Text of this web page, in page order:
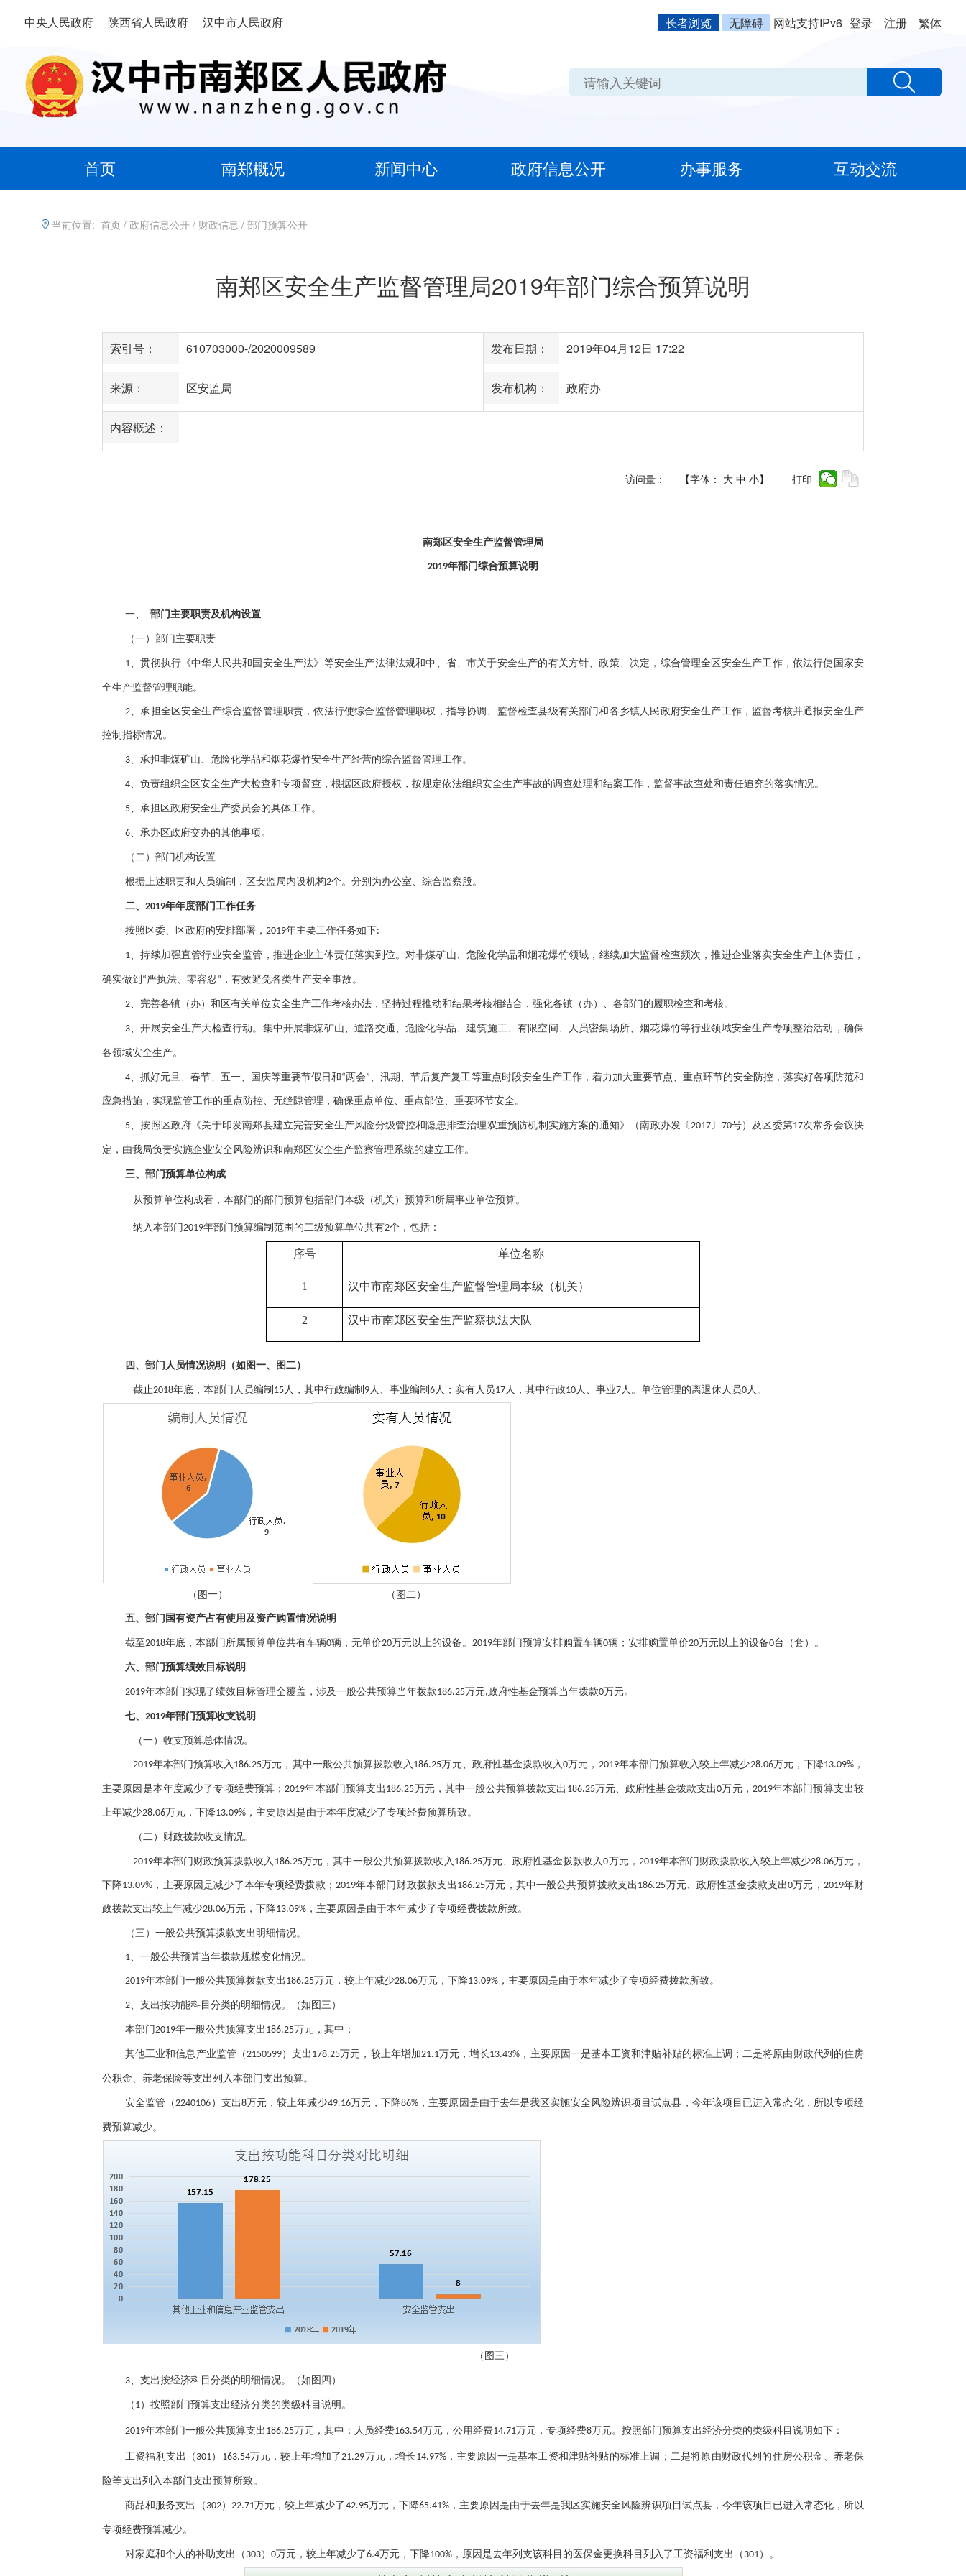
中央人民政府 陕西省人民政府 汉中市人民政府 长者浏览 无障碍 网站支持IPv6 登录 注册 繁体
首页 南郑概况 新闻中心 政府信息公开 办事服务 互动交流
当前位置: 首页 / 政府信息公开 / 财政信息 / 部门预算公开
南郑区安全生产监督管理局2019年部门综合预算说明
索引号： 610703000-/2020009589 发布日期： 2019年04月12日 17:22
来源： 区安监局 发布机构： 政府办
内容概述：
访问量： 【字体： 大 中 小】 打印
南郑区安全生产监督管理局
2019年部门综合预算说明
一、 部门主要职责及机构设置
（一）部门主要职责
1 、贯彻执行《中华人民共和国安全生产法》等安全生产法律法规和中、省、市关于安全生产的有关方针、政策、决定，综合管理全区安全生产工作，依法行使国家安
全生产监督管理职能。
2、承担全区安全生产综合监督管理职责，依法行使综合监督管理职权，指导协调、监督检查县级有关部门和各乡镇人民政府安全生产工作，监督考核并通报安全生产
控制指标情况。
3 、承担非煤矿山、危险化学品和烟花爆竹安全生产经营的综合监督管理工作。
4 、负责组织全区安全生产大检查和专项督查，根据区政府授权，按规定依法组织安全生产事故的调查处理和结案工作，监督事故查处和责任追究的落实情况。
5 、承担区政府安全生产委员会的具体工作。
6 、承办区政府交办的其他事项。
（二）部门机构设置
根据上述职责和人员编制，区安监局内设机构2个。分别为办公室、综合监察股。
二、2019年年度部门工作任务
按照区委、区政府的安排部署， 2019年主要工作任务如下:
1、持续加强直管行业安全监管，推进企业主体责任落实到位。对非煤矿山、危险化学品和烟花爆竹领域，继续加大监督检查频次，推进企业落实安全生产主体责任，
确实做到 “严执法、零容忍”，有效避免各类生产安全事故。
2、 完善各镇（办）和区有关单位安全生产工作考核办法，坚持过程推动和结果考核相结合，强化各镇（办）、各部门的履职检查和考核。
3、开展安全生产大检查行动。集中开展非煤矿山、道路交通、危险化学品、建筑施工、有限空间、人员密集场所、烟花爆竹等行业领域安全生产专项整治活动，确保
各领域安全生产。
4、抓好元旦、春节、五一、国庆等重要节假日和“两会”、汛期、节后复产复工等重点时段安全生产工作，着力加大重要节点、重点环节的安全防控，落实好各项防范和
应急措施，实现监管工作的重点防控、无缝隙管理，确保重点单位、重点部位、重要环节安全。
5 、按照区政府《关于印发南郑县建立完善安全生产风险分级管控和隐患排查治理双重预防机制实施方案的通知》（南政办发〔2017〕 70号）及区委第17次常务会议决
定，由我局负责实施企业安全风险辨识和南郑区安全生产监察管理系统的建立工作。
三、部门预算单位构成
从预算单位构成看，本部门的部门预算包括部门本级（机关）预算和所属事业单位预算。
纳入本部门2019年部门预算编制范围的二级预算单位共有2个，包括：
序号 单位名称
1 汉中市南郑区安全生产监督管理局本级（机关）
2 汉中市南郑区安全生产监察执法大队
四、部门人员情况说明（如图一、图二）
截止2018年底，本部门人员编制 15人，其中行政编制 9人、事业编制 6人；实有人员17人，其中行政10人、事业7人。单位管理的离退休人员0人。
（图一） （图二）
五、部门国有资产占有使用及资产购置情况说明
截至2018年底，本部门所属预算单位共有车辆0辆，无单价20万元以上的设备。2019年部门预算安排购置车辆0辆；安排购置单价20万元以上的设备0台（套）。
六、部门预算绩效目标说明
2019年本部门实现了绩效目标管理全覆盖，涉及一般公共预算当年拨款186.25万元,政府性基金预算当年拨款0万元。
七、2019年部门预算收支说明
（一）收支预算总体情况。
2019年本部门预算收入186.25万元，其中一般公共预算拨款收入186.25万元、政府性基金拨款收入0万元，2019年本部门预算收入较上年减少28.06万元，下降13.09%，
主要原因是本年度减少了专项经费预算；2019年本部门预算支出 186.25万元，其中一般公共预算拨款支出186.25万元、政府性基金拨款支出0万元，2019年本部门预算支出较
上年减少28.06万元，下降13.09%，主要原因是由于本年度减少了专项经费预算所致。
（二）财政拨款收支情况。
2019年本部门财政预算拨款收入 186.25万元，其中一般公共预算拨款收入 186.25万元、政府性基金拨款收入0万元， 2019年本部门财政拨款收入较上年减少28.06万元，
下降13.09%，主要原因是减少了本年专项经费拨款；2019年本部门财政拨款支出186.25万元，其中一般公共预算拨款支出186.25万元、政府性基金拨款支出0万元，2019年财
政拨款支出较上年减少28.06万元，下降13.09%，主要原因是由于本年减少了专项经费拨款所致。
（三）一般公共预算拨款支出明细情况。
1、一般公共预算当年拨款规模变化情况。
2019年本部门一般公共预算拨款支出186.25万元，较上年减少28.06万元，下降13.09%，主要原因是由于本年减少了专项经费拨款所致。
2 、支出按功能科目分类的明细情况。（如图三）
本部门2019年一般公共预算支出186.25万元，其中：
其他工业和信息产业监管（2150599）支出 178.25万元，较上年增加21.1万元，增长13.43%， 主要原因一是基本工资和津贴补贴的标准上调 ；二是将原由财政代列的住房
公积金、养老保险等支出列入本部门支出预算。
安全监管（2240106 ）支出8万元，较上年减少49.16万元，下降86%， 主要原因是由于去年是我区实施安全风险辨识项目试点县，今年该项目已进入常态化，所以专项经
费预算减少。
（图三）
3、 支出按经济科目分类的明细情况。 （如图四）
（ 1）按照部门预算支出经济分类的类级科目说明。
2019年本部门一般公共预算支出186.25万元，其中： 人员经费163.54万元，公用经费14.71万元，专项经费8万元。按照部门预算支出经济分类的类级科目说明如下：
工资福利支出（ 301）163.54万元，较上年增加了21.29万元，增长14.97%，主要原因 一是基本工资和津贴补贴的标准 上调 ；二是将原由财政代列的住房公积金、养老保
险等支出列入本部门支出预算所致。
商品和服务支出（ 302）22.71万元，较上年减少了42.95万元，下降65.41%， 主要原因是由于去年是我区实施安全风险辨识项目试点县，今年该项目已进入常态化，所以
专项经费预算减少。
对家庭和个人的补助支出（ 303）0万元，较上年减少了6.4万元，下降100%，原因是去年列支该科目的 医保金更换科目列入了工资福利支出（ 301）。